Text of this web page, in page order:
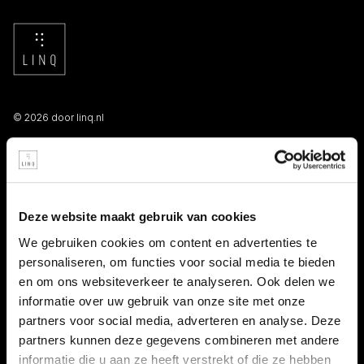
Deze website maakt gebruik van cookies
We gebruiken cookies om content en advertenties te
personaliseren, om functies voor social media te bieden
en om ons websiteverkeer te analyseren. Ook delen we
informatie over uw gebruik van onze site met onze
partners voor social media, adverteren en analyse. Deze
partners kunnen deze gegevens combineren met andere
informatie die u aan ze heeft verstrekt of die ze hebben
© 2026 door linq.nl
LINKS
Persooneelsgids uitzendkrachten
Antidiscriminatiebeleid
Klacht indienen